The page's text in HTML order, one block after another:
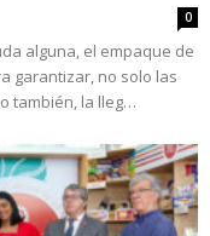
0
alguna, el empaque de
garantizar, no solo las
también, la lleg…